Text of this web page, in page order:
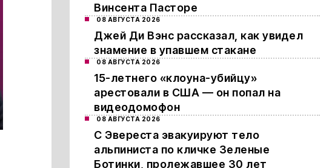
Винсента Пасторе
08 АВГУСТА 2026
Джей Ди Вэнс рассказал, как увидел
знамение в упавшем стакане
08 АВГУСТА 2026
15-летнего «клоуна-убийцу»
арестовали в США — он попал на
видеодомофон
08 АВГУСТА 2026
С Эвереста эвакуируют тело
альпиниста по кличке Зеленые
Ботинки, пролежавшее 30 лет